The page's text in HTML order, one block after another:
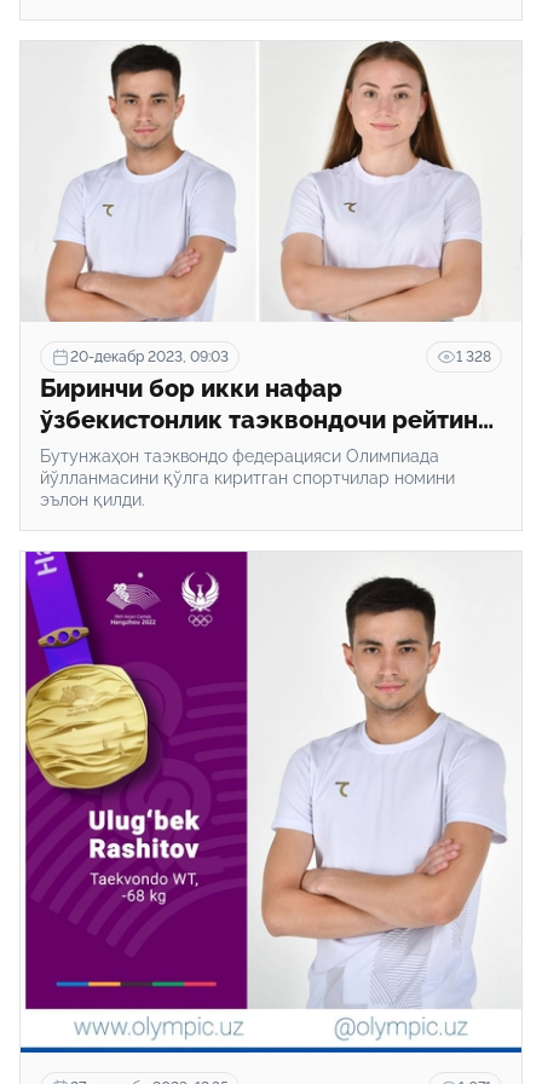
20-декабр 2023, 09:03 1 328
Биринчи бор икки нафар
ўзбекистонлик таэквондочи рейтинг
орқали Олимпиадага йўл олди
Бутунжаҳон таэквондо федерацияси Олимпиада
йўлланмасини қўлга киритган спортчилар номини
эълон қилди.